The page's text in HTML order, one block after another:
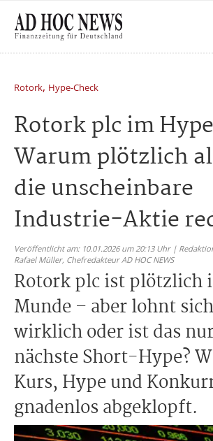
Rotork, Hype-Check
Rotork plc im
Warum plötzlich
die unscheinbare
Industrie-Aktie
Veröffentlicht am: 10.01.2026 um 20:13 Uhr |
Rafael Müller, Chefredakteur AD HOC NEWS
Rotork plc ist plötzlich
Munde – aber lohnt
wirklich oder ist das
nächste Short-Hype?
Kurs, Hype und
gnadenlos abgeklopft.